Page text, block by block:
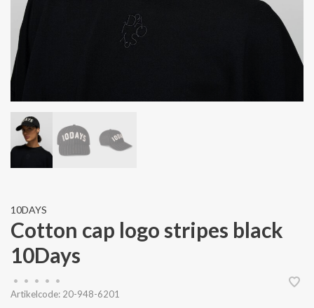
10DAYS
Cotton cap logo stripes black
10Days
• • • •
•
Artikelcode: 20-948-6201